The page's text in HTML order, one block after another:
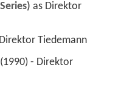
as Direktor
Tiedemann